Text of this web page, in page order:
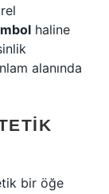
haline
alanında
bir öğe